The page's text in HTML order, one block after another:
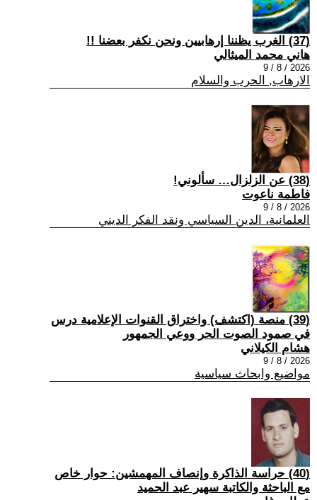
(37) الغرب يظننا إرهابيين ونحن نكفر بعضنا !!
هاني محمد الميثالي
2026 / 8 / 9
الارهاب, الحرب والسلام
(38) عن الزلزال… سألوني!
فاطمة ناعوت
2026 / 8 / 9
العلمانية، الدين السياسي ونقد الفكر الديني
(39) منصة (اكتشف) واختراق القنوات الإعلامية درس
في صمود الصوت الحر ووعي الجمهور
هشام الكيلاني
2026 / 8 / 9
مواضيع وابحاث سياسية
(40) حراسة الذاكرة وإنصاف المهمشين: حوار خاص
مع الباحثة والكاتبة سهير عبد الحميد